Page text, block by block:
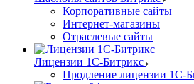
Корпоративные сайты
Интернет-магазины
Отраслевые сайты
Лицензии 1С-Битрикс
Продление лицензии 1С-